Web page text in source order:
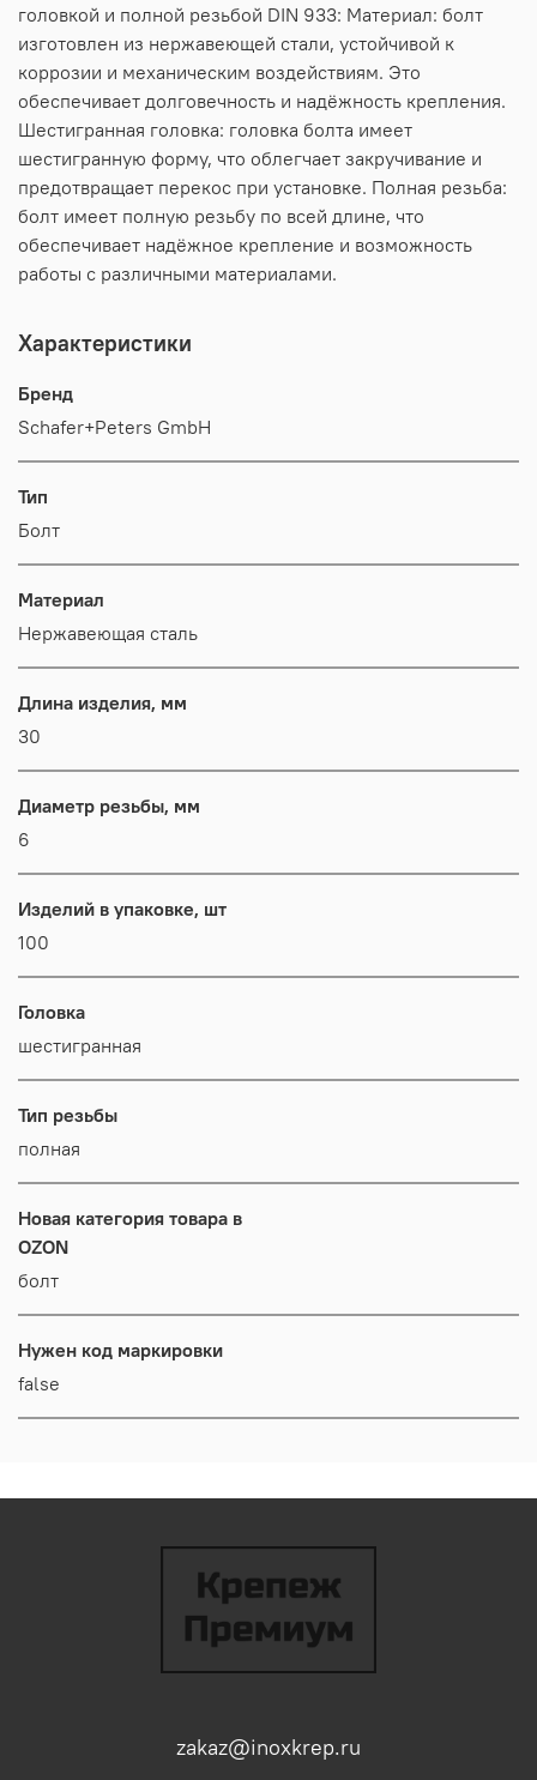
головкой и полной резьбой DIN 933: Материал: болт
изготовлен из нержавеющей стали, устойчивой к
коррозии и механическим воздействиям. Это
обеспечивает долговечность и надёжность крепления.
Шестигранная головка: головка болта имеет
шестигранную форму, что облегчает закручивание и
предотвращает перекос при установке. Полная резьба:
болт имеет полную резьбу по всей длине, что
обеспечивает надёжное крепление и возможность
работы с различными материалами.
Характеристики
Бренд
Schafer+Peters GmbH
Тип
Болт
Материал
Нержавеющая сталь
Длина изделия, мм
30
Диаметр резьбы, мм
6
Изделий в упаковке, шт
100
Головка
шестигранная
Тип резьбы
полная
Новая категория товара в
OZON
болт
Нужен код маркировки
false
zakaz@inoxkrep.ru